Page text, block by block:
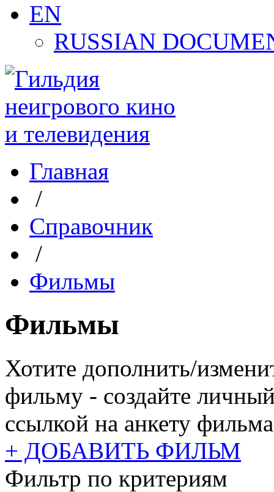
EN
RUSSIAN
Главная
/
Справочник
/
Фильмы
Фильмы
Хотите дополнить/
фильму - создайте
ссылкой на анкету
+ ДОБАВИТЬ ФИЛЬМ
Фильтр по критериям